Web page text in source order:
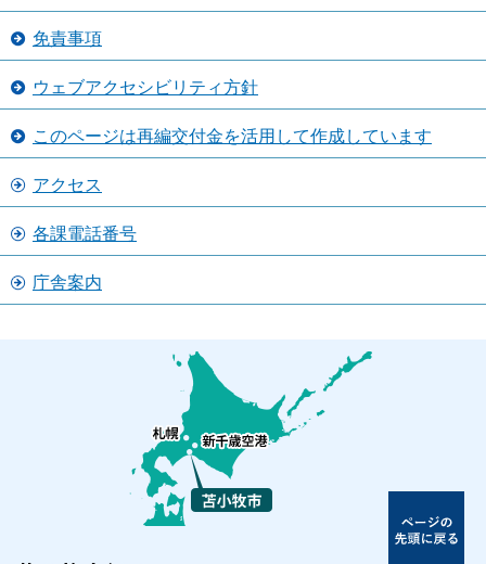
免責事項
ウェブアクセシビリティ方針
このページは再編交付金を活用して作成しています
アクセス
各課電話番号
庁舎案内